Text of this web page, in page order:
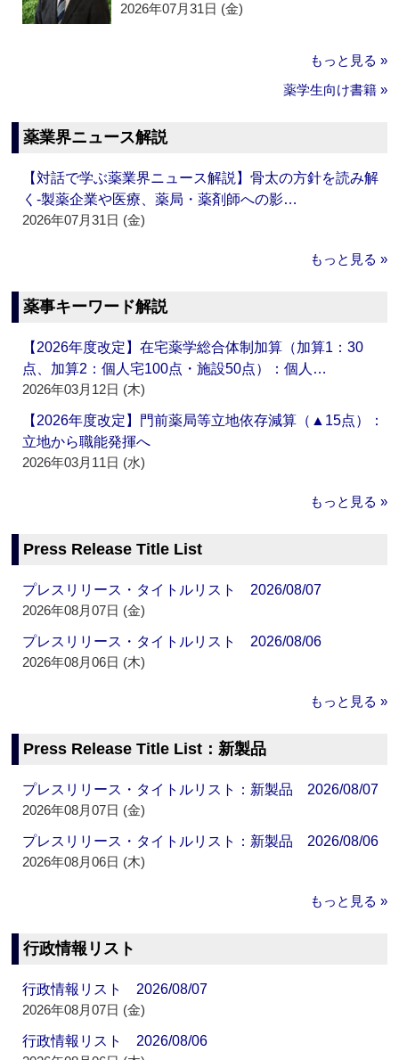
2026年07月31日 (金)
もっと見る »
薬学生向け書籍 »
薬業界ニュース解説
【対話で学ぶ薬業界ニュース解説】骨太の方針を読み解
く‐製薬企業や医療、薬局・薬剤師への影…
2026年07月31日 (金)
もっと見る »
薬事キーワード解説
【2026年度改定】在宅薬学総合体制加算（加算1：30
点、加算2：個人宅100点・施設50点）：個人…
2026年03月12日 (木)
【2026年度改定】門前薬局等立地依存減算（▲15点）：
立地から職能発揮へ
2026年03月11日 (水)
もっと見る »
Press Release Title List
プレスリリース・タイトルリスト 2026/08/07
2026年08月07日 (金)
プレスリリース・タイトルリスト 2026/08/06
2026年08月06日 (木)
もっと見る »
Press Release Title List：新製品
プレスリリース・タイトルリスト：新製品 2026/08/07
2026年08月07日 (金)
プレスリリース・タイトルリスト：新製品 2026/08/06
2026年08月06日 (木)
もっと見る »
行政情報リスト
行政情報リスト 2026/08/07
2026年08月07日 (金)
行政情報リスト 2026/08/06